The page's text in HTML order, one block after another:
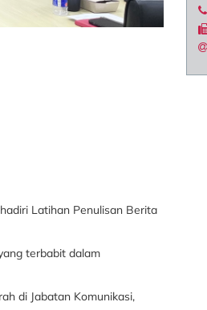
Latihan Penulisan Berita
terbabit dalam
di Jabatan Komunikasi,